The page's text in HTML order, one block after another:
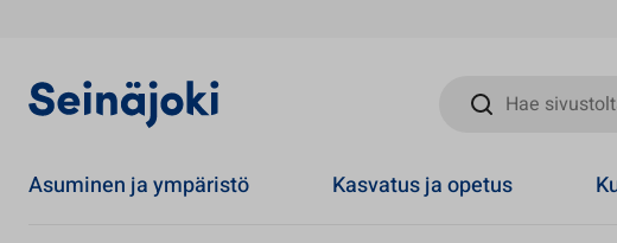
Hae sivustolta
Asuminen ja ympäristö Kasvatus ja opetus